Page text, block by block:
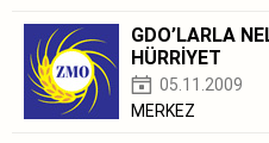
GDO’LARLA
HÜRRİYET
05.11.2009
MERKEZ